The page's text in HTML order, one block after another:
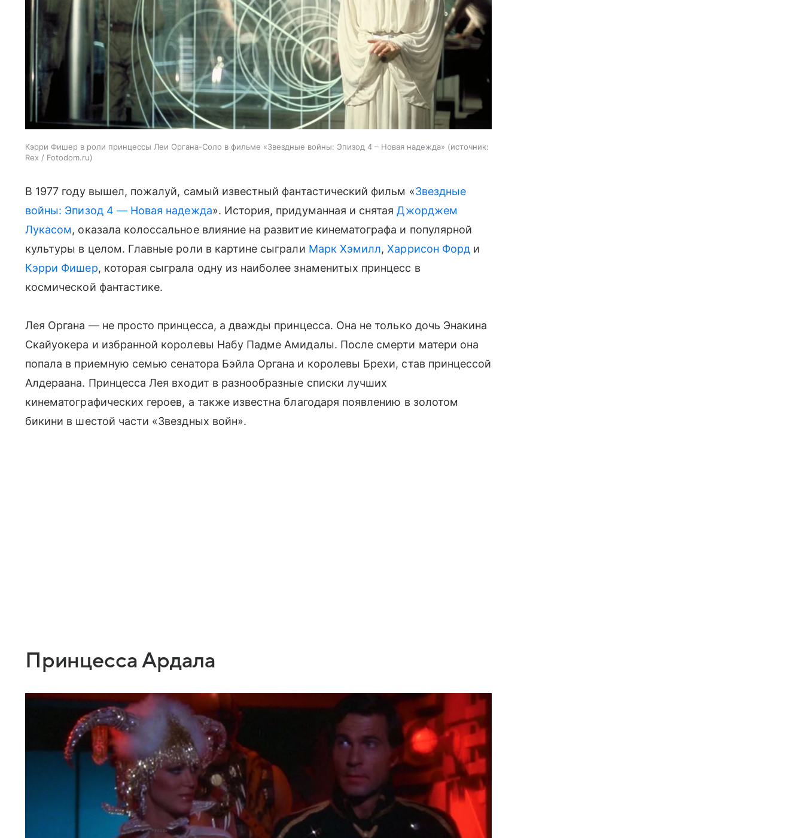
Кэрри Фишер в роли принцессы Леи Органа-Соло в фильме «Звездные войны: Эпизод 4 – Новая надежда»
источник:
Rex / Fotodom.ru
В 1977 году вышел, пожалуй, самый известный фантастический фильм «Звездные
войны: Эпизод 4 — Новая надежда». История, придуманная и снятаяДжорджем
Лукасом, оказала колоссальное влияние на развитие кинематографа и популярной
культуры в целом. Главные роли в картине сыграли Марк Хэмилл,Харрисон Форд и
Кэрри Фишер, которая сыграла одну из наиболее знаменитых принцесс в
космической фантастике.
Лея Органа — не просто принцесса, а дважды принцесса. Она не только дочь Энакина
Скайуокера и избранной королевы Набу Падме Амидалы. После смерти матери она
попала в приемную семью сенатора Бэйла Органа и королевы Брехи, став принцессой
Алдераана. Принцесса Лея входит в разнообразные списки лучших
кинематографических героев, а также известна благодаря появлению в золотом
бикини в шестой части «Звездных войн».
Принцесса Ардала